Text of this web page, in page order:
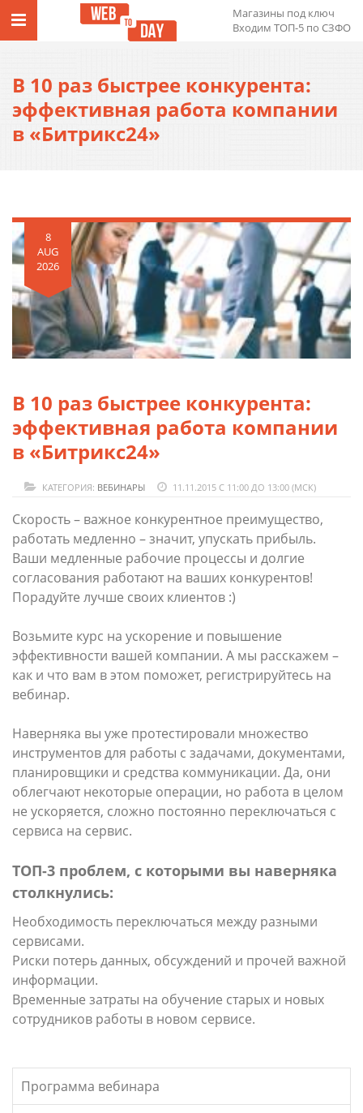
Магазины под ключ
Входим ТОП-5 по СЗФО
В 10 раз быстрее конкурента:
эффективная работа компании
в «Битрикс24»
8
AUG
2026
В 10 раз быстрее конкурента:
эффективная работа компании
в «Битрикс24»
КАТЕГОРИЯ: ВЕБИНАРЫ 11.11.2015 С 11:00 ДО 13:00 (МСК)
Скорость – важное конкурентное преимущество,
работать медленно – значит, упускать прибыль.
Ваши медленные рабочие процессы и долгие
согласования работают на ваших конкурентов!
Порадуйте лучше своих клиентов :)
Возьмите курс на ускорение и повышение
эффективности вашей компании. А мы расскажем –
как и что вам в этом поможет, регистрируйтесь на
вебинар.
Наверняка вы уже протестировали множество
инструментов для работы с задачами, документами,
планировщики и средства коммуникации. Да, они
облегчают некоторые операции, но работа в целом
не ускоряется, сложно постоянно переключаться с
сервиса на сервис.
ТОП-3 проблем, с которыми вы наверняка
столкнулись:
Необходимость переключаться между разными
сервисами.
Риски потерь данных, обсуждений и прочей важной
информации.
Временные затраты на обучение старых и новых
сотрудников работы в новом сервисе.
Программа вебинара